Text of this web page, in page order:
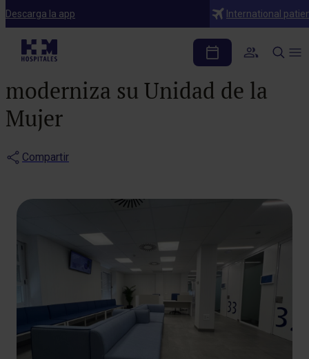
Descarga la app International
Notas de prensa
El Hospital HM
Santísima Trinidad
moderniza su Unidad de la
Mujer
Compartir